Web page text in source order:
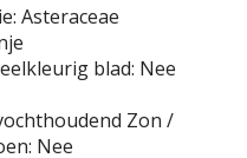
Asteraceae
blad: Nee
Zon /
Nee